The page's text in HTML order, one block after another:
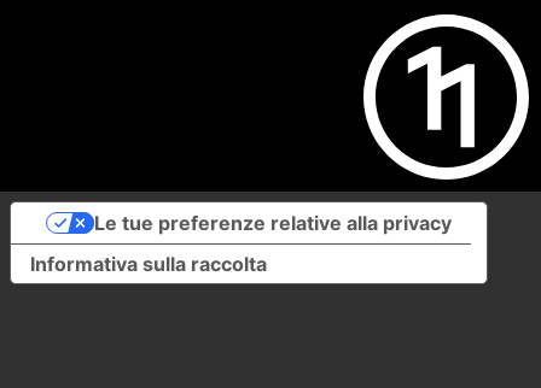
Informativa sulla raccolta
Le tue preferenze relative alla privacy